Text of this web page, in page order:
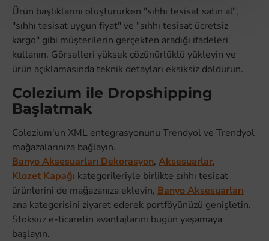
Ürün başlıklarını oluştururken "sıhhı tesisat satın al",
"sıhhı tesisat uygun fiyat" ve "sıhhı tesisat ücretsiz
kargo" gibi müşterilerin gerçekten aradığı ifadeleri
kullanın. Görselleri yüksek çözünürlüklü yükleyin ve
ürün açıklamasında teknik detayları eksiksiz doldurun.
Colezium ile Dropshipping
Başlatmak
Colezium'un XML entegrasyonunu Trendyol ve Trendyol
mağazalarınıza bağlayın.
Banyo Aksesuarları Dekorasyon, Aksesuarlar,
Klozet Kapağı kategorileriyle birlikte sıhhı tesisat
ürünlerini de mağazanıza ekleyin, Banyo Aksesuarları
ana kategorisini ziyaret ederek portföyünüzü genişletin.
Stoksuz e-ticaretin avantajlarını bugün yaşamaya
başlayın.